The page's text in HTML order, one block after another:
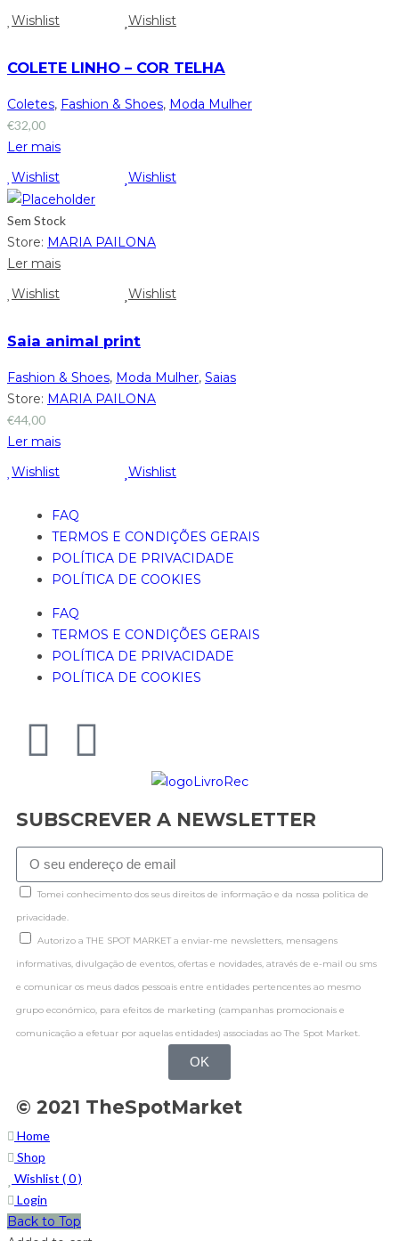
Wishlist
Wishlist
COLETE LINHO – COR TELHA
Coletes, Fashion & Shoes, Moda Mulher
€32,00
Ler mais
Wishlist
Wishlist
Sem Stock
Store: MARIA PAILONA
Ler mais
Wishlist
Wishlist
Saia animal print
Fashion & Shoes, Moda Mulher, Saias
Store: MARIA PAILONA
€44,00
Ler mais
Wishlist
Wishlist
FAQ
TERMOS E CONDIÇÕES GERAIS
POLÍTICA DE PRIVACIDADE
POLÍTICA DE COOKIES
FAQ
TERMOS E CONDIÇÕES GERAIS
POLÍTICA DE PRIVACIDADE
POLÍTICA DE COOKIES
SUBSCREVER A NEWSLETTER
Tomei conhecimento dos seus direitos de informação e da nossa politica de
privacidade.
Autorizo a THE SPOT MARKET a enviar-me newsletters, mensagens
informativas, divulgação de eventos, ofertas e novidades, através de e-mail ou sms
e comunicar os meus dados pessoais entre entidades pertencentes ao mesmo
grupo económico, para efeitos de marketing (campanhas promocionais e
comunicação a efetuar por aquelas entidades) associadas ao The Spot Market.
OK
© 2021 TheSpotMarket
Home
Shop
Wishlist (0)
Login
Back to Top